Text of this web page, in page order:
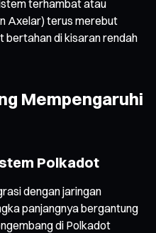
terhambat atau
Axelar) terus merebut
bertahan di kisaran rendah
Mempengaruhi
Polkadot
dengan jaringan
panjangnya bergantung
di Polkadot